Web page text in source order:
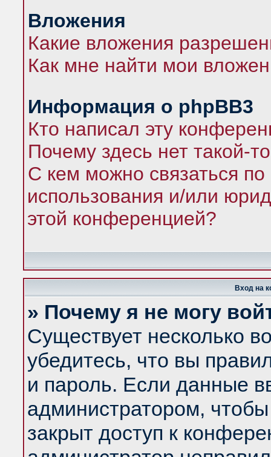
Вложения
Какие вложения
Как мне найти мои
Информация о phpBB3
Кто написал эту
Почему здесь нет такой-
С кем можно связаться по
использования и/или
этой конференцией?
Вход на
» Почему я не могу
Существует несколько
убедитесь, что вы
и пароль. Если данные
администратором,
закрыт доступ к